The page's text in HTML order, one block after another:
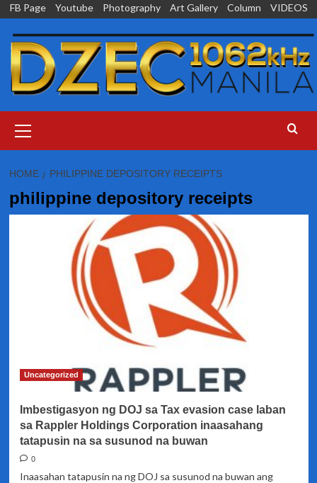
Skip
content
FB Page Youtube Photography Art Gallery Column VIDEOS
Menu
HOME PHILIPPINE DEPOSITORY RECEIPTS
philippine depository receipts
Uncategorized
Imbestigasyon ng DOJ sa Tax evasion case laban
sa Rappler Holdings Corporation inaasahang
tatapusin na sa susunod na buwan
0
Inaasahan tatapusin na ng DOJ sa susunod na buwan ang